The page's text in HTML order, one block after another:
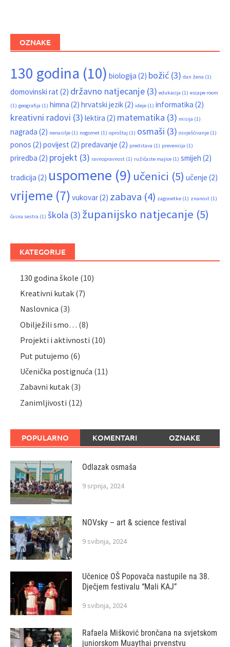
OZNAKE
130 godina (10) biologija (2) božić (3) dan žena (1)
domovinski rat (2) državno natjecanje (3) edukacija (1) escape room
(1) geografija (1) himna (2) hrvatski jezik(2) ideje (1) informatika (2)
kreativni radovi (3) lektira (2) matematika (3) misija (1)
nagrada (2) nenasilje (1) nogomet (1) oproštaj (1) osmaši (3) osvješćivanje (1)
ponos (2) povijest (2) predavanje (2) predstava (1) prevencija (1)
priredba (2) projekt (3) ravnopravnost (1) ružičaste majice (1) smijeh (2)
tradicija (2) uspomene (9) učenici (5) učenje (2)
vrijeme (7) vukovar(2) zabava (4) zagonetke (1) znanost (1)
časna sestra (1) škola (3) županijsko natjecanje (5)
KATEGORIJE
130 godina škole (10)
Kreativni kutak (7)
Naslovnica (3)
Obilježili smo… (8)
Projekti i aktivnosti (10)
Put putujemo (6)
Učenička postignuća (11)
Zabavni kutak (3)
Zanimljivosti (12)
POPULARNO KOMENTARI OZNAKE
Odlazak osmaša
9 srpnja, 2024
NOVsky – art & science festival
9 svibnja, 2024
Učenice OŠ Popovača nastupile na 38.
Dječjem festivalu “Mali KAJ”
9 svibnja, 2024
Rafaela Mišković brončana na svjetskom
juniorskom Muaythai prvenstvu